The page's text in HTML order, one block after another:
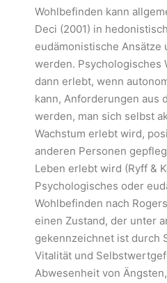
Wohlbefinden kann
Deci (2001) in
eudämonistische Ansätze
werden. Psychologisches
dann erlebt, wenn
kann, Anforderungen aus
werden, man sich selbst
Wachstum erlebt wird,
anderen Personen
Leben erlebt wird (Ryff &
Psychologisches oder
Wohlbefinden nach
einen Zustand, der unter
gekennzeichnet ist durch
Vitalität und
Abwesenheit von